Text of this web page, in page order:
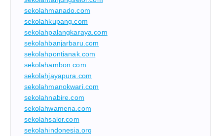
sekolahmanado.com
sekolahkupang.com
sekolahpalangkaraya.com
sekolahbanjarbaru.com
sekolahpontianak.com
sekolahambon.com
sekolahjayapura.com
sekolahmanokwari.com
sekolahnabire.com
sekolahwamena.com
sekolahsalor.com
sekolahindonesia.org